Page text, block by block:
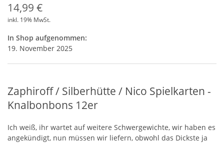
14,99 €
inkl. 19% MwSt.
In Shop aufgenommen:
19. November 2025
Zaphiroff / Silberhütte / Nico Spielkarten -
Knalbonbons 12er
Ich weiß, ihr wartet auf weitere Schwergewichte, wir haben es
angekündigt, nun müssen wir liefern, obwohl das Dickste ja